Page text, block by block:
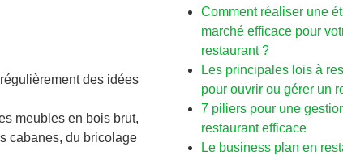
des idées
meubles en bois brut,
cabanes, du bricolage
Comment réaliser une
marché efficace pour
restaurant ?
Les principales lois à
pour ouvrir ou gérer un
7 piliers pour une
restaurant efficace
Le business plan en